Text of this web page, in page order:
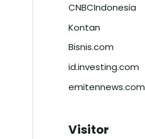
CNBCIndonesia
Kontan
Bisnis.com
id.investing.com
emitennews.com
Visitor